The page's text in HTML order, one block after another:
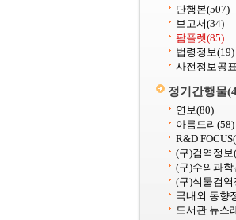
단행본(507)
보고서(34)
팜플렛(85)
법령정보(19)
사전정보공표
정기간행물
연보(80)
아름드리(58)
R&D FOCUS
(구)검역정보
(구)수의과학
(구)식물검역
국내외 동향
도서관 뉴스